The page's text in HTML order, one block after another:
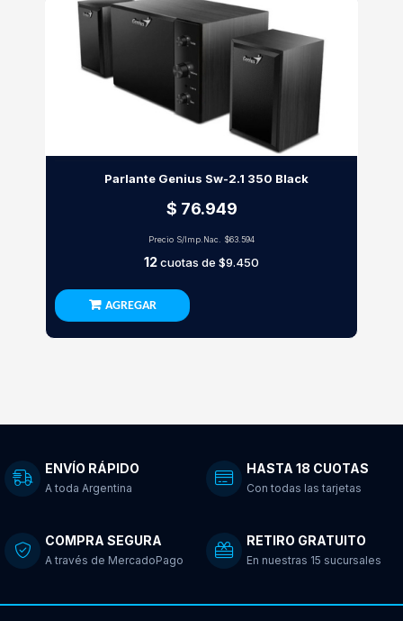
Parlante Genius Sw-2.1 350 Black
$ 76.949
Precio S/Imp.Nac. $63.594
12cuotas de $9.450
AGREGAR
ENVÍO RÁPIDO
A toda Argentina
HASTA 18 CUOTAS
Con todas las tarjetas
COMPRA SEGURA
A través de MercadoPago
RETIRO GRATUITO
En nuestras 15 sucursales